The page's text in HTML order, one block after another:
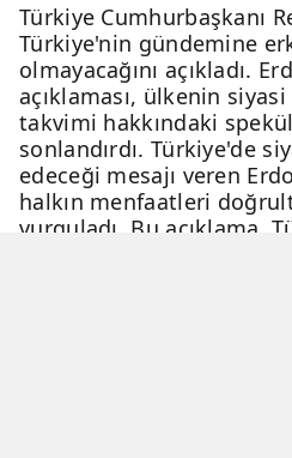
Türkiye Cumhurbaşkanı
Türkiye'nin gündemine
olmayacağını açıkladı.
açıklaması, ülkenin
takvimi hakkındaki
sonlandırdı. Türkiye'de
edeceği mesajı veren
halkın menfaatleri
vurguladı. Bu açıklama,